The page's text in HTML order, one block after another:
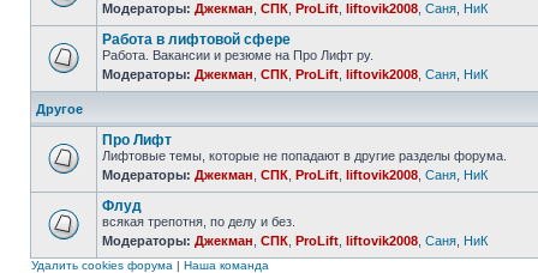
Модераторы: Джекман СПК ProLift liftovik2008 Саня НиК
Работа в лифтовой сфере
Работа. Вакансии и резюме на Про Лифт ру.
Модераторы: Джекман СПК ProLift liftovik2008 Саня НиК
Другое
Про Лифт
Лифтовые темы, которые не попадают в другие разделы форума.
Модераторы: Джекман СПК ProLift liftovik2008 Саня НиК
Флуд
всякая трепотня, по делу и без.
Модераторы: Джекман СПК ProLift liftovik2008 Саня НиК
Удалить cookies форума | Наша команда